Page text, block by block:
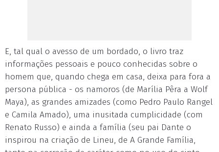
E, tal qual o avesso de um bordado, o livro traz
informações pessoais e pouco conhecidas sobre o
homem que, quando chega em casa, deixa para fora a
persona pública - os namoros (de Marília Pêra a Wolf
Maya), as grandes amizades (como Pedro Paulo Rangel
e Camila Amado), uma inusitada cumplicidade (com
Renato Russo) e ainda a família (seu pai Dante o
inspirou na criação de Lineu, de A Grande Família,